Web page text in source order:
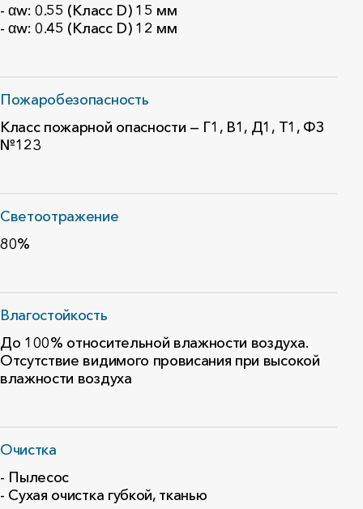
- αw: 0.55 (Класс D) 15 мм
- αw: 0.45 (Класс D) 12 мм
Пожаробезопасность
Класс пожарной опасности — Г1, В1, Д1, Т1, ФЗ
№123
Светоотражение
80%
Влагостойкость
До 100% относительной влажности воздуха.
Отсутствие видимого провисания при высокой
влажности воздуха
Очистка
- Пылесос
- Сухая очистка губкой, тканью